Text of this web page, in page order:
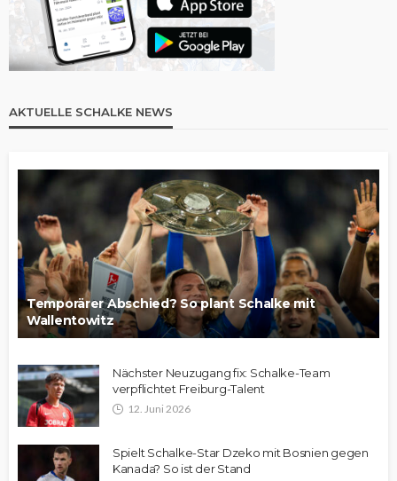
AKTUELLE SCHALKE NEWS
Temporärer Abschied? So plant Schalke mit
Wallentowitz
Nächster Neuzugang fix: Schalke-Team
verpflichtet Freiburg-Talent
12. Juni 2026
Spielt Schalke-Star Dzeko mit Bosnien gegen
Kanada? So ist der Stand